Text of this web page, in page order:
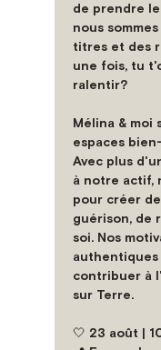
de prendre
nous
titres et des
une fois, tu
ralentir?
Mélina & moi
espaces
Avec plus
à notre actif,
pour créer
guérison, de
soi. Nos
contribuer à
sur Terre.
🤍 23 août |